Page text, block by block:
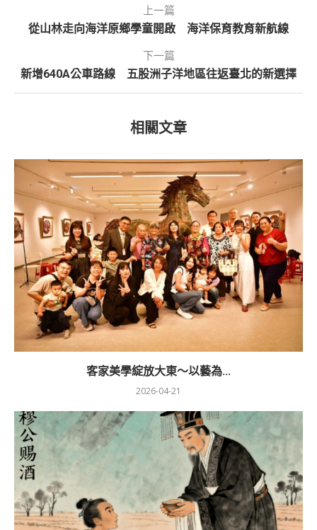
上一篇
從山林走向海洋原鄉學童開啟 海洋保育教育新航線
下一篇
新增640A公車路線 五股洲子洋地區往返臺北的新選擇
相關文章
客家美學綻放大東～以藝為...
2026-04-21